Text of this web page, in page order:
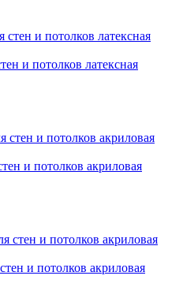
и потолков латексная
и потолков акриловая
и потолков акриловая